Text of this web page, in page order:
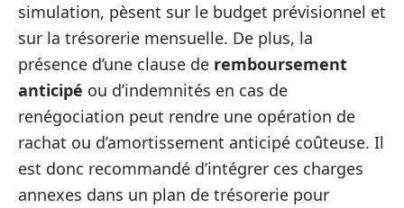
simulation, pèsent sur le budget prévisionnel et
sur la trésorerie mensuelle. De plus, la
présence d’une clause de remboursement
anticipé ou d’indemnités en cas de
renégociation peut rendre une opération de
rachat ou d’amortissement anticipé coûteuse. Il
est donc recommandé d’intégrer ces charges
annexes dans un plan de trésorerie pour